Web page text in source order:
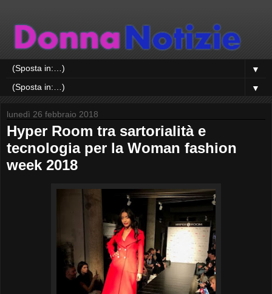
▼
▼
lunedì 26 febbraio 2018
Hyper Room tra sartorialità e
tecnologia per la Woman fashion
week 2018